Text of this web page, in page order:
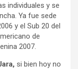
individuales y se
Ya fue sede
y el Sub 20 del
de
2007.
, si bien hoy no